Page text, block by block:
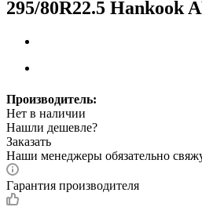
295/80R22.5 Hankook
Производитель:
Нет в наличии
Нашли дешевле?
Заказать
Наши менеджеры обязательно
Гарантия производителя